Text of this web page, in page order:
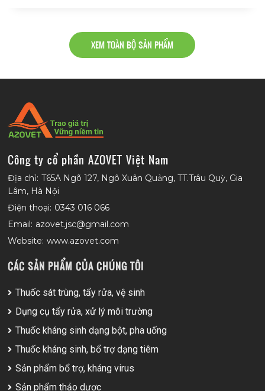
XEM TOÀN BỘ SẢN PHẨM
Công ty cổ phần AZOVET Việt Nam
Địa chỉ: T65A Ngõ 127, Ngô Xuân Quảng, TT.Trâu Quỳ, Gia
Lâm, Hà Nội
Điện thoại: 0343 016 066
Email: azovet.jsc@gmail.com
Website: www.azovet.com
CÁC SẢN PHẨM CỦA CHÚNG TÔI
Thuốc sát trùng, tẩy rửa, vệ sinh
Dụng cụ tẩy rửa, xử lý môi trường
Thuốc kháng sinh dạng bột, pha uống
Thuốc kháng sinh, bổ trợ dạng tiêm
Sản phẩm bổ trợ, kháng virus
Sản phẩm thảo dược